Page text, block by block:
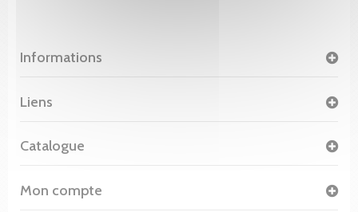
Informations
Liens
Catalogue
Mon compte